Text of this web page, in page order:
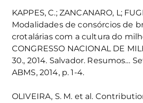
KAPPES, C.; ZANCANARO, L;
Modalidades de consórcios de
crotalárias com a cultura do
CONGRESSO NACIONAL DE
30., 2014. Salvador. Resumos…
ABMS, 2014, p. 1-4.
OLIVEIRA, S. M. et al.